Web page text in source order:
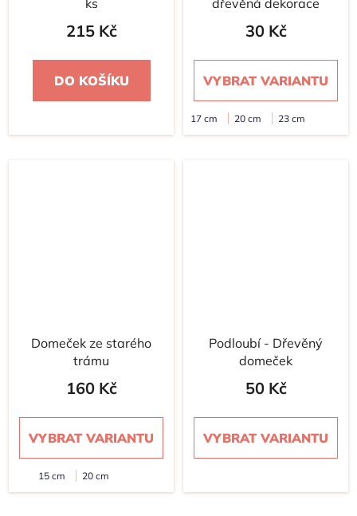
ks
215 Kč
DO KOŠÍKU
dřevěná dekorace
30 Kč
VYBRAT VARIANTU
17 cm 20 cm 23 cm
Domeček ze starého
trámu
160 Kč
VYBRAT VARIANTU
15 cm 20 cm
Podloubí - Dřevěný
domeček
50 Kč
VYBRAT VARIANTU